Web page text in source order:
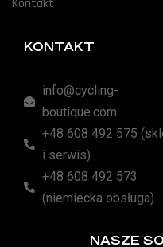
Kontakt
KONTAKT
info@cycling-
boutique.com
+48 608 492 575
i serwis)
+48 608 492 573
(niemiecka obsługa)
NASZE